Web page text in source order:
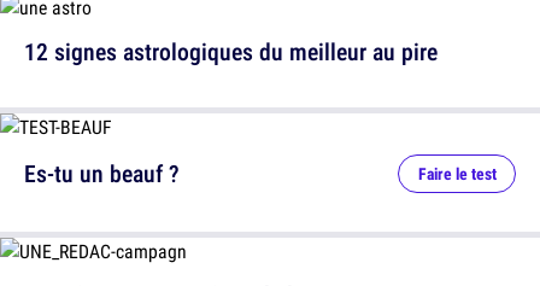
12 signes astrologiques du meilleur au pire
Es-tu un beauf ? Faire le test